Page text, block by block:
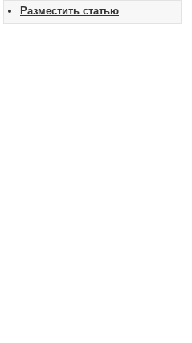
Разместить статью